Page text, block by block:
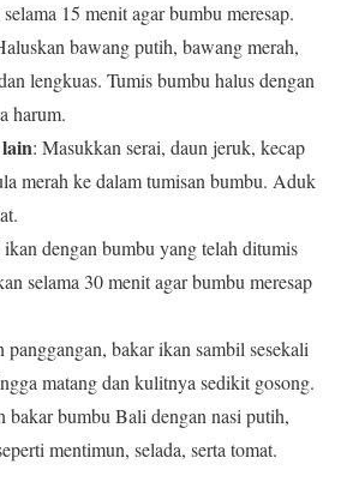
15 menit agar bumbu meresap.
bawang putih, bawang merah,
lengkuas. Tumis bumbu halus dengan
harum.
: Masukkan serai, daun jeruk, kecap
merah ke dalam tumisan bumbu. Aduk
dengan bumbu yang telah ditumis
selama 30 menit agar bumbu meresap
panggangan, bakar ikan sambil sesekali
matang dan kulitnya sedikit gosong.
bakar bumbu Bali dengan nasi putih,
mentimun, selada, serta tomat.